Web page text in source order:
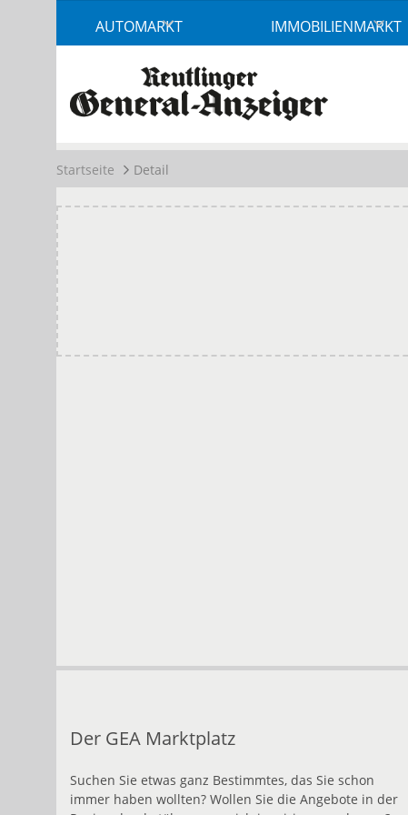
Modus
aktivieren
Navigation
zum
AUTOMARKT IMMOBILIENMARKT
Startseite Detail
Der GEA Marktplatz
Suchen Sie etwas ganz Bestimmtes, das Sie schon
immer haben wollten? Wollen Sie die Angebote in der